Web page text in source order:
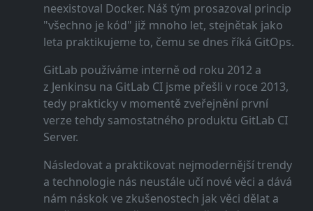
neexistoval Docker. Náš tým prosazoval princip
"všechno je kód" již mnoho let, stejnětak jako
leta praktikujeme to, čemu se dnes říká GitOps.
GitLab používáme interně od roku 2012 a
z Jenkinsu na GitLab CI jsme přešli v roce 2013,
tedy prakticky v momentě zveřejnění první
verze tehdy samostatného produktu GitLab CI
Server.
Následovat a praktikovat nejmodernější trendy
a technologie nás neustále učí nové věci a dává
nám náskok ve zkušenostech jak věci dělat a